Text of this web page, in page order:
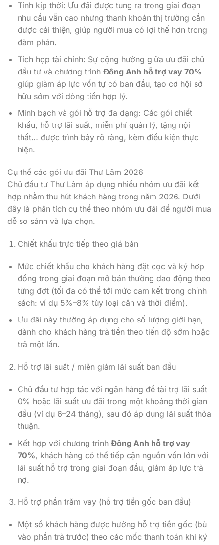
Tính kịp thời: Ưu đãi được tung ra trong giai đoạn
nhu cầu vẫn cao nhưng thanh khoản thị trường cần
được cải thiện, giúp người mua có lợi thế hơn trong
đàm phán.
Tích hợp tài chính: Sự cộng hưởng giữa ưu đãi chủ
đầu tư và chương trình Đông Anh hỗ trợ vay 70%
giúp giảm áp lực vốn tự có ban đầu, tạo cơ hội sở
hữu sớm với dòng tiền hợp lý.
Minh bạch và gói hỗ trợ đa dạng: Các gói chiết
khấu, hỗ trợ lãi suất, miễn phí quản lý, tặng nội
thất… được trình bày rõ ràng, kèm điều kiện thực
hiện.
Cụ thể các gói ưu đãi Thư Lâm 2026
Chủ đầu tư Thư Lâm áp dụng nhiều nhóm ưu đãi kết
hợp nhằm thu hút khách hàng trong năm 2026. Dưới
đây là phân tích cụ thể theo nhóm ưu đãi để người mua
dễ so sánh và lựa chọn.
Chiết khấu trực tiếp theo giá bán
Mức chiết khấu cho khách hàng đặt cọc và ký hợp
đồng trong giai đoạn mở bán thường dao động theo
từng đợt (tối đa có thể tới mức cam kết trong chính
sách: ví dụ 5%–8% tùy loại căn và thời điểm).
Ưu đãi này thường áp dụng cho số lượng giới hạn,
dành cho khách hàng trả tiền theo tiến độ sớm hoặc
trả một lần.
Hỗ trợ lãi suất / miễn giảm lãi suất ban đầu
Chủ đầu tư hợp tác với ngân hàng để tài trợ lãi suất
0% hoặc lãi suất ưu đãi trong một khoảng thời gian
đầu (ví dụ 6–24 tháng), sau đó áp dụng lãi suất thỏa
thuận.
Kết hợp với chương trình Đông Anh hỗ trợ vay
70%, khách hàng có thể tiếp cận nguồn vốn lớn với
lãi suất hỗ trợ trong giai đoạn đầu, giảm áp lực trả
nợ.
Hỗ trợ phần trăm vay (hỗ trợ tiền gốc ban đầu)
Một số khách hàng được hưởng hỗ trợ tiền gốc (bù
vào phần trả trước) theo các mốc thanh toán khi ký